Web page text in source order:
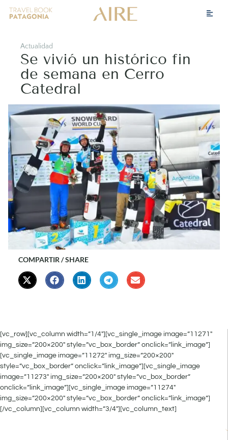
Actualidad
Se vivió un histórico fin
de semana en Cerro
Catedral
COMPARTIR / SHARE
[vc_row][vc_column width=”1/4″][vc_single_image image=”11271″
img_size=”200×200″ style=”vc_box_border” onclick=”link_image”]
[vc_single_image image=”11272″ img_size=”200×200″
style=”vc_box_border” onclick=”link_image”][vc_single_image
image=”11273″ img_size=”200×200″ style=”vc_box_border”
onclick=”link_image”][vc_single_image image=”11274″
img_size=”200×200″ style=”vc_box_border” onclick=”link_image”]
[/vc_column][vc_column width=”3/4″][vc_column_text]